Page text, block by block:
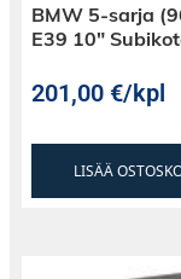
BMW 5-sarja
E39 10″
201,00€/kpl
LISÄÄ